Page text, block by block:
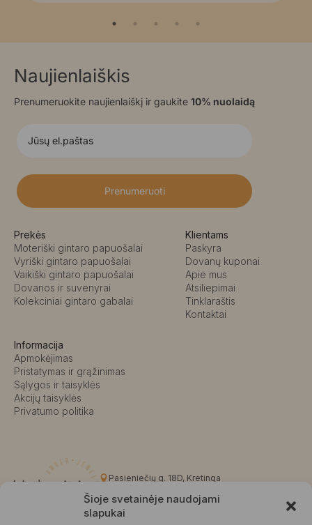
Šioje svetainėje naudojami
slapukai
Naujienlaiškis
Prenumeruokite naujienlaiškį ir gaukite 10% nuolaidą
Prenumeruoti
Prekės
Moteriški gintaro papuošalai
Vyriški gintaro papuošalai
Vaikiški gintaro papuošalai
Dovanos ir suvenyrai
Kolekciniai gintaro gabalai
Klientams
Paskyra
Dovanų kuponai
Apie mus
Atsiliepimai
Tinklaraštis
Kontaktai
Informacija
Apmokėjimas
Pristatymas ir grąžinimas
Sąlygos ir taisyklės
Akcijų taisyklės
Privatumo politika
Pasieniečių g. 18D, Kretinga
info@kalvaite.lt